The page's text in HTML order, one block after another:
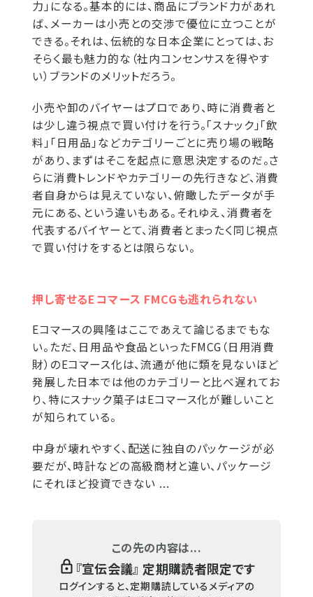
力」になる。基本的には、商品にブランド力があれ
ば、メーカーは小売との交渉で優位に立つことが
できる。それは、伝統的な日本企業にとっては、お
そらく最も魅力的な（社内コンセンサスを得やす
い）ブランドのメリットだろう。
小売や卸のバイヤーはプロであり、時に消費者と
は少し違う視点で買い付けを行う。「スナック」「飲
料」「日用品」などカテゴリーごとに売り場の戦略
があり、まずはそこを起点に意思決定するのだ。さ
らに消費トレンドやカテゴリーの先行きなど、消費
者自身からは見えていない、俯瞰したデータが手
元にある、という違いもある。それゆえ、消費者を
代表するバイヤーとて、消費者とまったく同じ視点
で買い付けをするとは限らない。
押し寄せるEコマース FMCGも逃れられない
Eコマースの興隆はここであえて論じるまでもな
い。ただ、日用品や食品といったFMCG（日用消費
財）のEコマース化は、流通が他に類を見ないほど
発展した日本では他のカテゴリーと比べ遅れてお
り、特にスナック菓子はEコマース化が難しいこと
が知られている。
中身が壊れやすく、配送に独自のパッケージが必
要だが、時計などの高級商材と違い、パッケージ
にそれほど投資できない ...
この先の内容は...
『宣伝会議』 定期購読者限定です
ログインすると、定期購読しているメディアの